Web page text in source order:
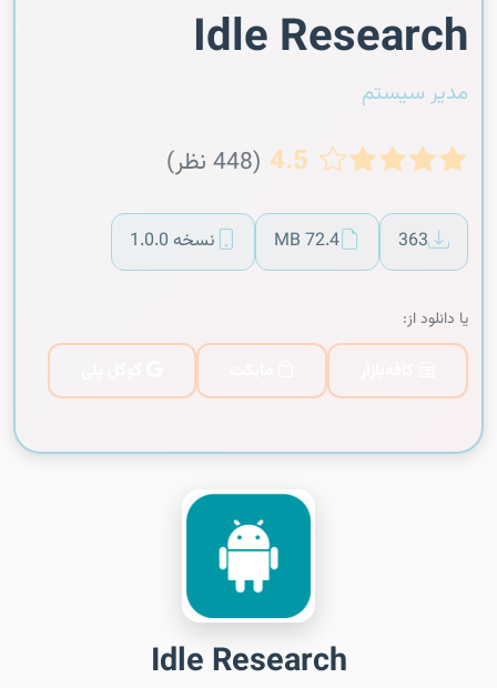
Idle Research
مدیر سیستم
4.5 (448 نظر)
363
72.4 MB نسخه 1.0.0
یا دانلود از:
Idle Research